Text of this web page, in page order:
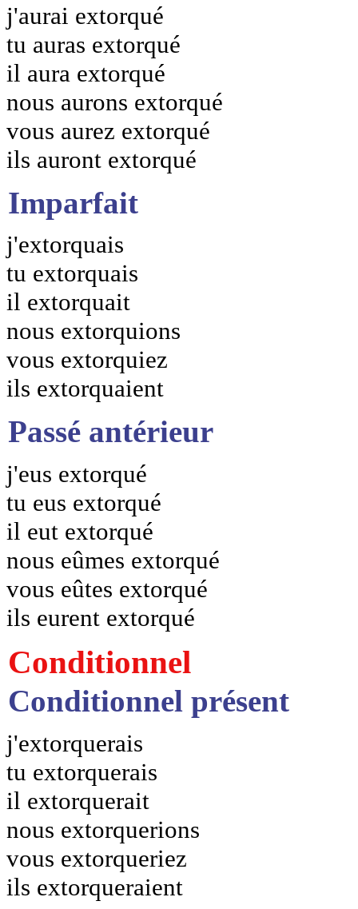
j'aurai extorqué
tu auras extorqué
il aura extorqué
nous aurons extorqué
vous aurez extorqué
ils auront extorqué
Imparfait
j'extorquais
tu extorquais
il extorquait
nous extorquions
vous extorquiez
ils extorquaient
Passé antérieur
j'eus extorqué
tu eus extorqué
il eut extorqué
nous eûmes extorqué
vous eûtes extorqué
ils eurent extorqué
Conditionnel
Conditionnel présent
j'extorquerais
tu extorquerais
il extorquerait
nous extorquerions
vous extorqueriez
ils extorqueraient